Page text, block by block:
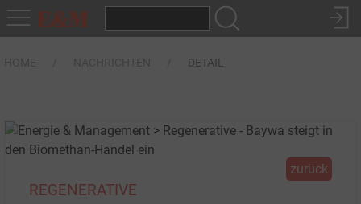
DETAIL
zurück
REGENERATIVE